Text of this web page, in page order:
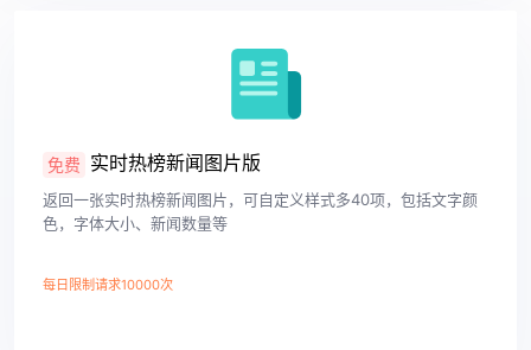
免费 实时热榜新闻图片版
返回一张实时热榜新闻图片，可自定义样式多40项，包括文字颜
色，字体大小、新闻数量等
每日限制请求10000次